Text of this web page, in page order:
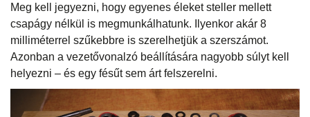
Meg kell jegyezni, hogy egyenes éleket steller mellett
csapágy nélkül is megmunkálhatunk. Ilyenkor akár 8
milliméterrel szűkebbre is szerelhetjük a szerszámot.
Azonban a vezetővonalzó beállítására nagyobb súlyt kell
helyezni – és egy fésűt sem árt felszerelni.